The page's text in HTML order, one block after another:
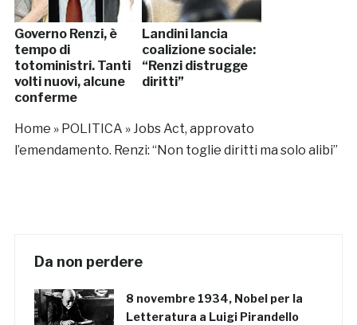
Governo Renzi, è
tempo di
totoministri. Tanti
volti nuovi, alcune
conferme
Landini lancia
coalizione sociale:
“Renzi distrugge
diritti”
Home » POLITICA »Jobs Act, approvato
l’emendamento. Renzi: “Non toglie diritti ma solo alibi”
Da non perdere
8 novembre 1934, Nobel per la
Letteratura a Luigi Pirandello